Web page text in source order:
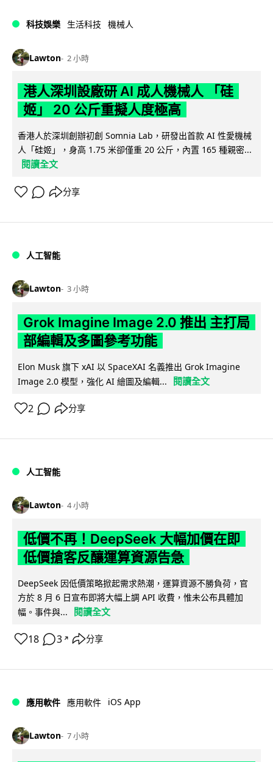
科技娛樂 生活科技 機械人
Lawton 2 小時
港人深圳設廠研 AI 成人機械人 「硅
姬」 20 公斤重擬人度極高
香港人於深圳創辦初創 Somnia Lab，研發出首款 AI 性愛機械
人「硅姬」，身高 1.75 米卻僅重 20 公斤，內置 165 種親密...
閱讀全文
分享
人工智能
Lawton 3 小時
Grok Imagine Image 2.0 推出 主打局
部編輯及多圖參考功能
Elon Musk 旗下 xAI 以 SpaceXAI 名義推出 Grok Imagine
Image 2.0 模型，強化 AI 繪圖及編輯...
閱讀全文
2 分享
人工智能
Lawton 4 小時
低價不再！DeepSeek 大幅加價在即
低價搶客反釀運算資源告急
DeepSeek 因低價策略掀起需求熱潮，運算資源不勝負荷，官
方於 8 月 6 日宣布即將大幅上調 API 收費，惟未公布具體加
幅。事件與...
閱讀全文
18 3 ↗ 分享
應用軟件 應用軟件 iOS App
Lawton 7 小時